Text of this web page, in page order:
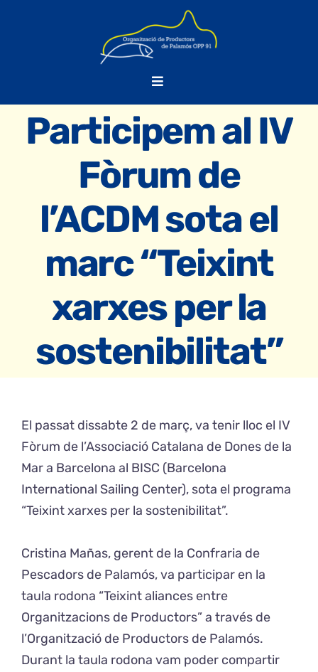
Toggle
Navigation
OPP-91
PPiC
FORMACIÓ
NOTÍCIES
BORSA DE TREBALL
CONTACTE
Participem al IV
Fòrum de
l’ACDM sota el
marc “Teixint
xarxes per la
sostenibilitat”
El passat dissabte 2 de març, va tenir lloc el IV
Fòrum de l’Associació Catalana de Dones de la
Mar a Barcelona al BISC (Barcelona
International Sailing Center), sota el programa
“Teixint xarxes per la sostenibilitat”.
Cristina Mañas, gerent de la Confraria de
Pescadors de Palamós, va participar en la
taula rodona “Teixint aliances entre
Organitzacions de Productors” a través de
l’Organització de Productors de Palamós.
Durant la taula rodona vam poder compartir